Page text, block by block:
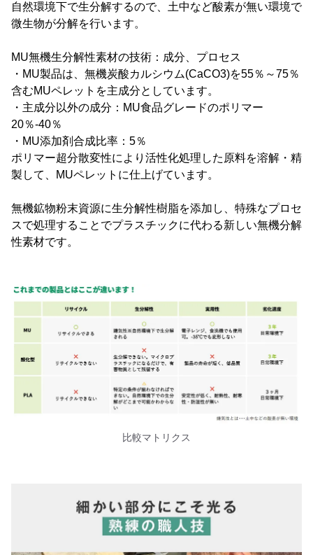
自然環境下で生分解するので、土中など酸素が無い環境で
微生物が分解を行います。
MU無機生分解性素材の技術：成分、プロセス
・MU製品は、無機炭酸カルシウム(CaCO3)を55％～75％
含むMUペレットを主成分としています。
・主成分以外の成分：MU食品グレードのポリマー
20％-40％
・MU添加剤合成比率：5％
ポリマー超分散変性により活性化処理した原料を溶解・精
製して、MUペレットに仕上げています。
無機鉱物粉末資源に生分解性樹脂を添加し、特殊なプロセ
スで処理することでプラスチックに代わる新しい無機分解
性素材です。
比較マトリクス